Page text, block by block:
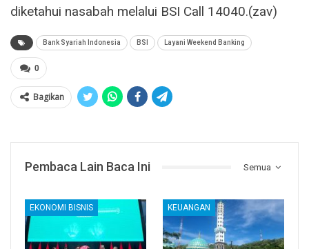
diketahui nasabah melalui BSI Call 14040.(zav)
Bank Syariah Indonesia BSI Layani Weekend Banking
0
Bagikan
Semua
Pembaca Lain Baca Ini
EKONOMI BISNIS KEUANGAN